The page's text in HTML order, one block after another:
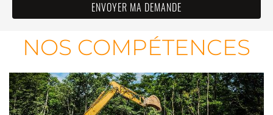
NOS COMPÉTENCES